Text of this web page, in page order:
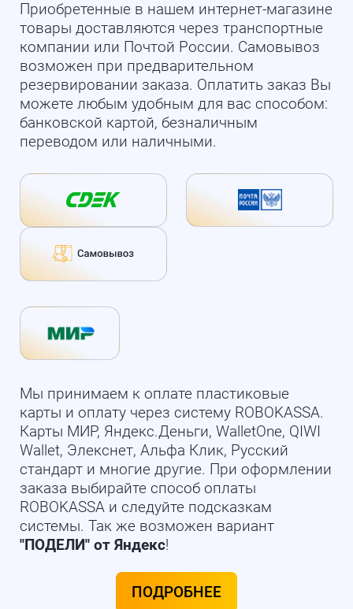
Приобретенные в нашем интернет-магазине
товары доставляются через транспортные
компании или Почтой России. Самовывоз
возможен при предварительном
резервировании заказа. Оплатить заказ Вы
можете любым удобным для вас способом:
банковской картой, безналичным
переводом или наличными.
Мы принимаем к оплате пластиковые
карты и оплату через систему ROBOKASSA.
Карты МИР, Яндекс.Деньги, WalletOne, QIWI
Wallet, Элекснет, Альфа Клик, Русский
стандарт и многие другие. При оформлении
заказа выбирайте способ оплаты
ROBOKASSA и следуйте подсказкам
системы. Так же возможен вариант
"ПОДЕЛИ" от Яндекс!
ПОДРОБНЕЕ